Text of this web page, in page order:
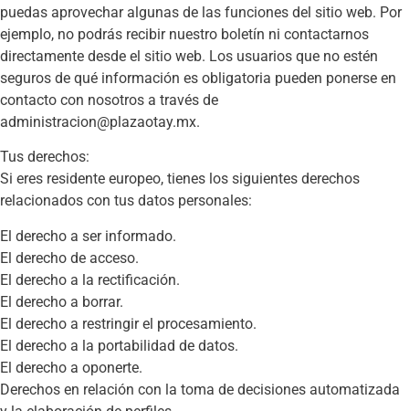
puedas aprovechar algunas de las funciones del sitio web. Por
ejemplo, no podrás recibir nuestro boletín ni contactarnos
directamente desde el sitio web. Los usuarios que no estén
seguros de qué información es obligatoria pueden ponerse en
contacto con nosotros a través de
administracion@plazaotay.mx.
Tus derechos:
Si eres residente europeo, tienes los siguientes derechos
relacionados con tus datos personales:
El derecho a ser informado.
El derecho de acceso.
El derecho a la rectificación.
El derecho a borrar.
El derecho a restringir el procesamiento.
El derecho a la portabilidad de datos.
El derecho a oponerte.
Derechos en relación con la toma de decisiones automatizada